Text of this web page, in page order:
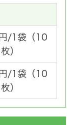
/1袋（10
枚）
/1袋（10
枚）